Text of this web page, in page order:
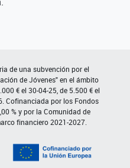
de una subvención por el
de Jóvenes" en el ámbito
€ el 30-04-25, de 5.500 € el
Cofinanciada por los Fondos
% y por la Comunidad de
financiero 2021-2027.